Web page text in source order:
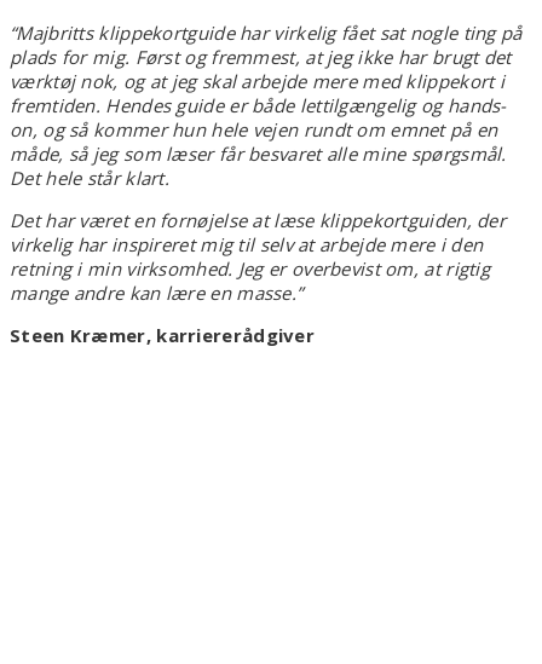
“Majbritts klippekortguide har virkelig fået sat nogle ting på
plads for mig. Først og fremmest, at jeg ikke har brugt det
værktøj nok, og at jeg skal arbejde mere med klippekort i
fremtiden. Hendes guide er både lettilgængelig og hands-
on, og så kommer hun hele vejen rundt om emnet på en
måde, så jeg som læser får besvaret alle mine spørgsmål.
Det hele står klart.
Det har været en fornøjelse at læse klippekortguiden, der
virkelig har inspireret mig til selv at arbejde mere i den
retning i min virksomhed. Jeg er overbevist om, at rigtig
mange andre kan lære en masse.”
Steen Kræmer, karriererådgiver